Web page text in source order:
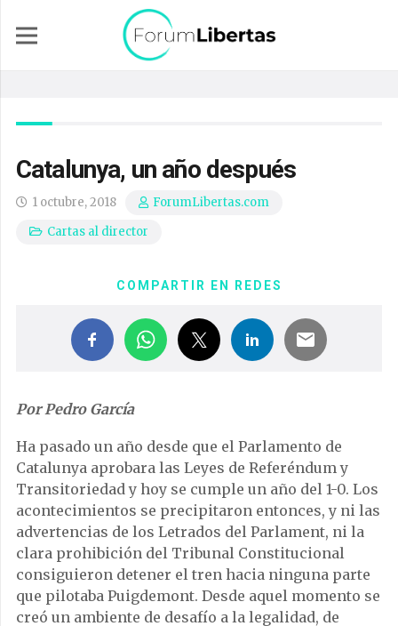
Catalunya, un año después
1 octubre, 2018
ForumLibertas.com
Cartas al director
COMPARTIR EN REDES
Por Pedro García
Ha pasado un año desde que el Parlamento de
Catalunya aprobara las Leyes de Referéndum y
Transitoriedad y hoy se cumple un año del 1-0. Los
acontecimientos se precipitaron entonces, y ni las
advertencias de los Letrados del Parlament, ni la
clara prohibición del Tribunal Constitucional
consiguieron detener el tren hacia ninguna parte
que pilotaba Puigdemont. Desde aquel momento se
creó un ambiente de desafío a la legalidad, de